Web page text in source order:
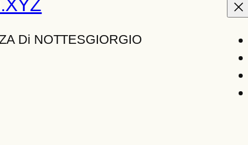
Di NOTTESGIORGIO